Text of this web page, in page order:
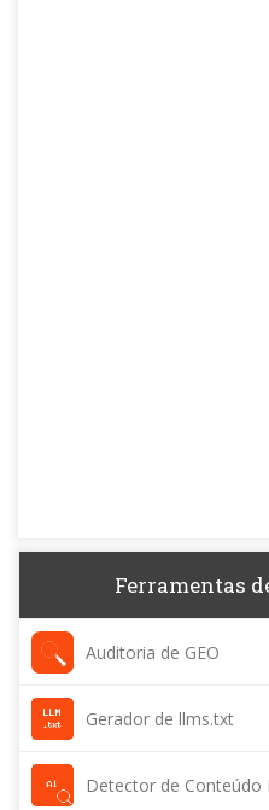
Ferramentas
Auditoria de GEO
Gerador de llms.txt
Detector de Conteúdo